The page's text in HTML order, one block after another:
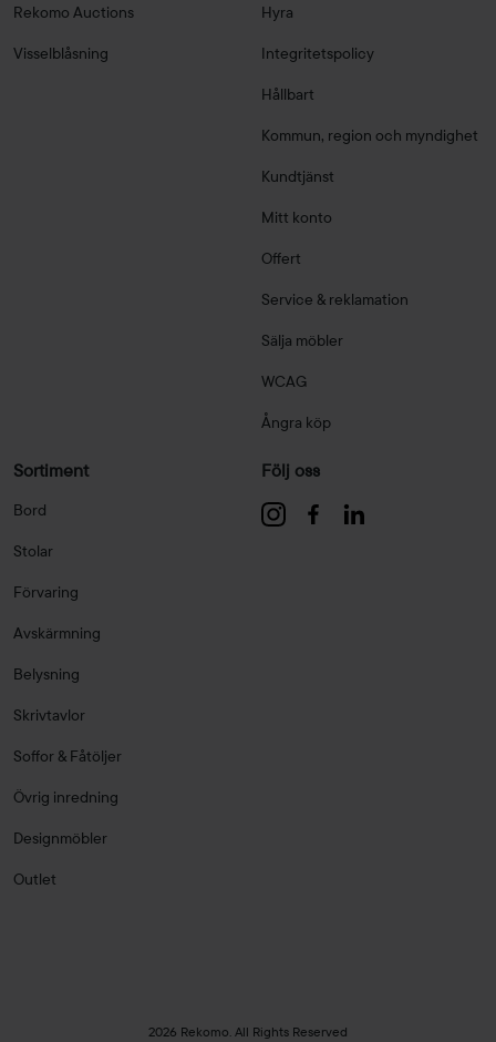
Rekomo Auctions
Visselblåsning
Hyra
Integritetspolicy
Hållbart
Kommun, region och myndighet
Kundtjänst
Mitt konto
Offert
Service & reklamation
Sälja möbler
WCAG
Ångra köp
Sortiment
Bord
Stolar
Förvaring
Avskärmning
Belysning
Skrivtavlor
Soffor & Fåtöljer
Övrig inredning
Designmöbler
Outlet
Följ oss
2026 Rekomo. All Rights Reserved